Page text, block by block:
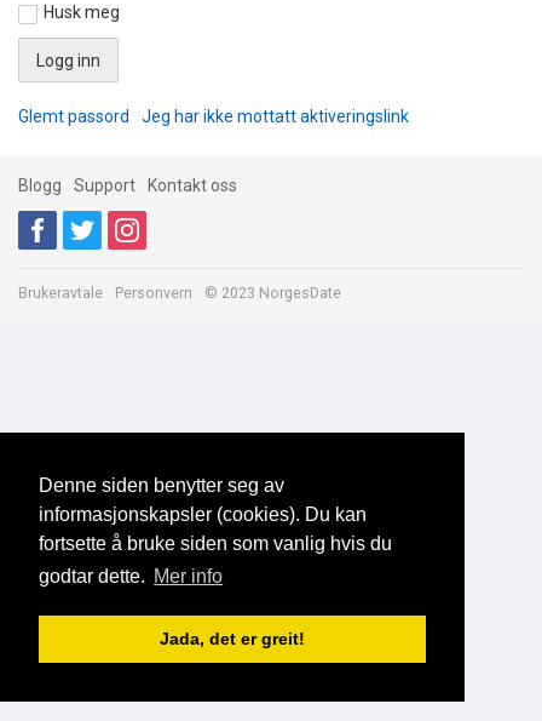
Denne siden benytter seg av
informasjonskapsler (cookies). Du kan
fortsette å bruke siden som vanlig hvis du
godtar dette. Mer info
Jada, det er greit!
Husk meg
Glemt passord Jeg har ikke mottatt aktiveringslink
Blogg Support Kontakt oss
Brukeravtale Personvern © 2023 NorgesDate